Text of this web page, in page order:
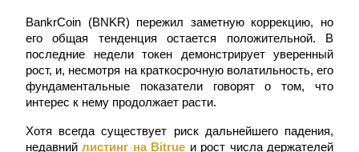
Эксклюзивные инвестиции для владельцев BTR
BankrCoin (BNKR) пережил заметную коррекцию, но
его общая тенденция остается положительной. В
последние недели токен демонстрирует уверенный
рост, и, несмотря на краткосрочную волатильность, его
фундаментальные показатели говорят о том, что
интерес к нему продолжает расти.
Хотя всегда существует риск дальнейшего падения,
недавний листинг на Bitrue и рост числа держателей